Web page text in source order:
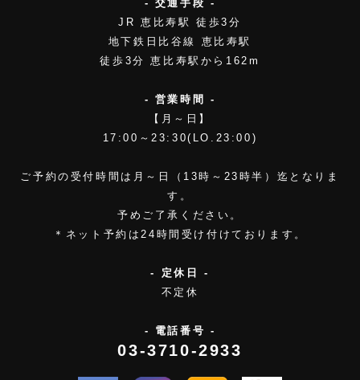
- 交通手段 -
JR 恵比寿駅 徒歩3分
地下鉄日比谷線 恵比寿駅
徒歩3分 恵比寿駅から162m
- 営業時間 -
【月～日】
17:00～23:30(LO.23:00)
ご予約の受付時間は月～日（13時～23時半）迄となりま
す。
予めご了承ください。
＊ネット予約は24時間受け付けております。
- 定休日 -
不定休
- 電話番号 -
03-3710-2933